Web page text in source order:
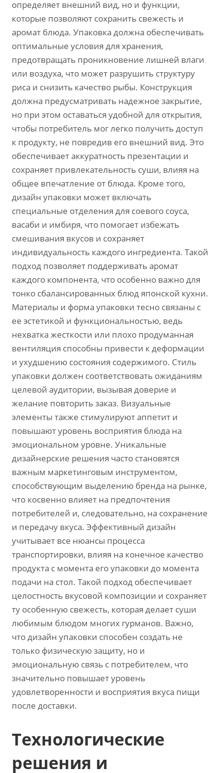
определяет внешний вид, но и функции,
которые позволяют сохранить свежесть и
аромат блюда. Упаковка должна обеспечивать
оптимальные условия для хранения,
предотвращать проникновение лишней влаги
или воздуха, что может разрушить структуру
риса и снизить качество рыбы. Конструкция
должна предусматривать надежное закрытие,
но при этом оставаться удобной для открытия,
чтобы потребитель мог легко получить доступ
к продукту, не повредив его внешний вид. Это
обеспечивает аккуратность презентации и
сохраняет привлекательность суши, влияя на
общее впечатление от блюда. Кроме того,
дизайн упаковки может включать
специальные отделения для соевого соуса,
васаби и имбиря, что помогает избежать
смешивания вкусов и сохраняет
индивидуальность каждого ингредиента. Такой
подход позволяет поддерживать аромат
каждого компонента, что особенно важно для
тонко сбалансированных блюд японской кухни.
Материалы и форма упаковки тесно связаны с
ее эстетикой и функциональностью, ведь
нехватка жесткости или плохо продуманная
вентиляция способны привести к деформации
и ухудшению состояния содержимого. Стиль
упаковки должен соответствовать ожиданиям
целевой аудитории, вызывая доверие и
желание повторить заказ. Визуальные
элементы также стимулируют аппетит и
повышают уровень восприятия блюда на
эмоциональном уровне. Уникальные
дизайнерские решения часто становятся
важным маркетинговым инструментом,
способствующим выделению бренда на рынке,
что косвенно влияет на предпочтения
потребителей и, следовательно, на сохранение
и передачу вкуса. Эффективный дизайн
учитывает все нюансы процесса
транспортировки, влияя на конечное качество
продукта с момента его упаковки до момента
подачи на стол. Такой подход обеспечивает
целостность вкусовой композиции и сохраняет
ту особенную свежесть, которая делает суши
любимым блюдом многих гурманов. Важно,
что дизайн упаковки способен создать не
только физическую защиту, но и
эмоциональную связь с потребителем, что
значительно повышает уровень
удовлетворенности и восприятия вкуса пищи
после доставки.
Технологические
решения и